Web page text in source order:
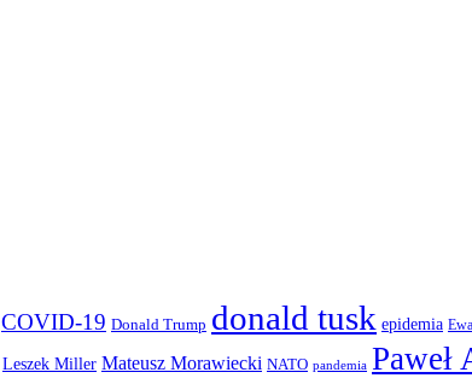
COVID-19 Donald Trump donald tusk epidemia
Leszek Miller Mateusz Morawiecki NATO pandemia Paweł